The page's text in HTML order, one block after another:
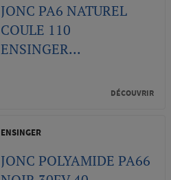
JONC PA6 NATUREL
COULE 110
ENSINGER...
DÉCOUVRIR
ENSINGER
JONC POLYAMIDE PA66